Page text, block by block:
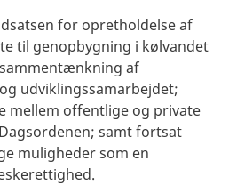
for opretholdelse af
til genopbygning i kølvandet
af
udviklingssamarbejdet;
mellem offentlige og private
samt fortsat
muligheder som en